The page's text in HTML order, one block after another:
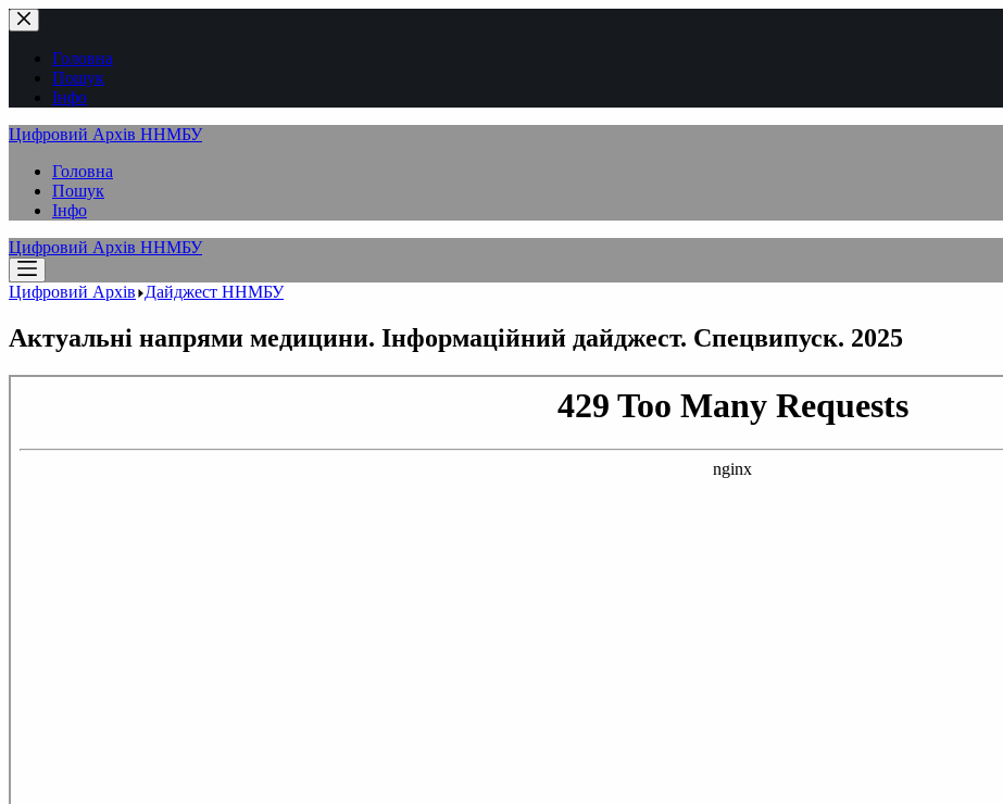
Перейти
до
вмістуГоловна
Пошук
Інфо
Цифровий Архів ННМБУ
Головна
Пошук
Інфо
Цифровий Архів ННМБУ
Цифровий Архів Дайджест ННМБУ
Актуальні напрями медицини. Інформаційний дайджест. Спецвипуск. 2025